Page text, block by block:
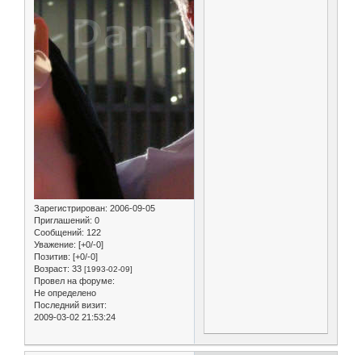
Зарегистрирован: 2006-09-05
Приглашений: 0
Сообщений: 122
Уважение: [+0/-0]
Позитив: [+0/-0]
Возраст: 33 [1993-02-09]
Провел на форуме:
Не определено
Последний визит:
2009-03-02 21:53:24